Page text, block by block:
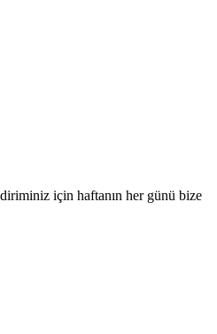
için haftanın her günü bize